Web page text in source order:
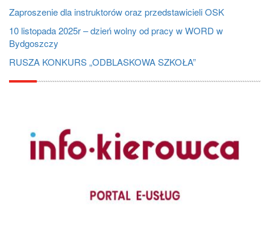
Zaproszenie dla instruktorów oraz przedstawicieli OSK
10 listopada 2025r – dzień wolny od pracy w WORD w
Bydgoszczy
RUSZA KONKURS „ODBLASKOWA SZKOŁA”